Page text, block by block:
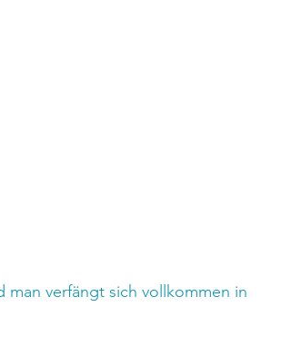
man verfängt sich vollkommen in